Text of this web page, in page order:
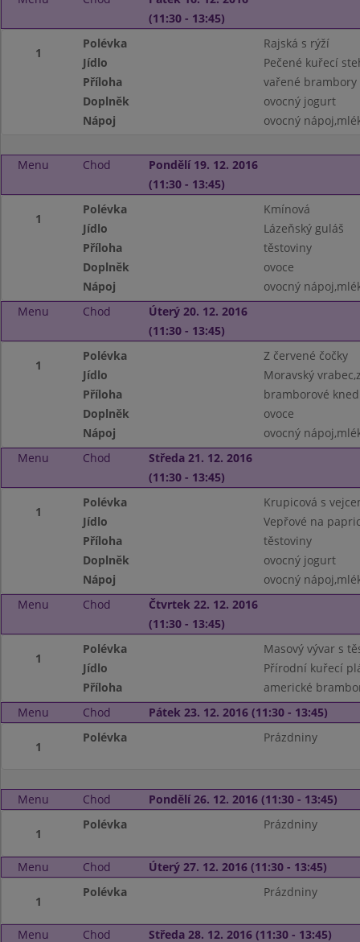
(11:30 - 13:45)
1
Polévka
Rajská s rýží
Jídlo
Pečené kuřecí
Příloha
vařené brambory
Doplněk
ovocný jogurt
Nápoj
ovocný
Menu Chod
Pondělí 19. 12. 2016
(11:30 - 13:45)
1
Polévka
Kmínová
Jídlo
Lázeňský guláš
Příloha
těstoviny
Doplněk
ovoce
Nápoj
ovocný
Menu
Chod
Úterý 20. 12. 2016
(11:30 - 13:45)
1
Polévka
Z červené čočky
Jídlo
Moravský
Příloha
bramborové
Doplněk
ovoce
Nápoj
ovocný
Menu
Chod
Středa 21. 12. 2016
(11:30 - 13:45)
1
Polévka
Krupicová s
Jídlo
Vepřové na
Příloha
těstoviny
Doplněk
ovocný jogurt
Nápoj
ovocný
Menu
Chod
Čtvrtek 22. 12. 2016
(11:30 - 13:45)
1
Polévka
Masový vývar s
Jídlo
Přírodní kuřecí
Příloha
americké
Menu
Chod Pátek 23. 12. 2016 (11:30 - 13:45)
1
Polévka Prázdniny
Menu Chod Pondělí 26. 12. 2016 (11:30 - 13:45)
1
Polévka Prázdniny
Menu Chod Úterý 27. 12. 2016 (11:30 - 13:45)
1
Polévka Prázdniny
Menu Chod Středa 28. 12. 2016 (11:30 - 13:45)